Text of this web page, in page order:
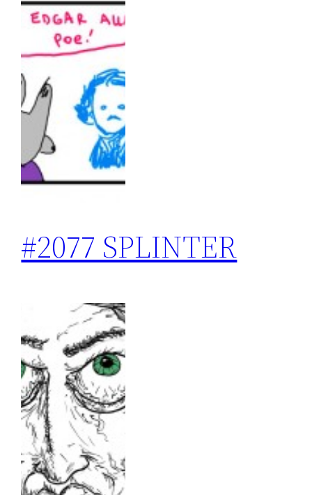
#2077 SPLINTER